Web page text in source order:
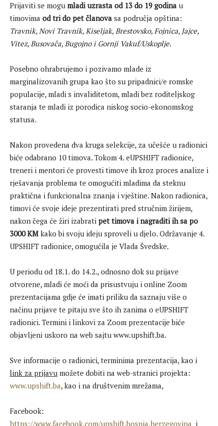
Prijaviti se mogu mladi uzrasta od 13 do 19 godina u
timovima od tri do pet članova sa područja opština:
Travnik, Novi Travnik, Kiseljak, Brestovsko, Fojnica, Jajce,
Vitez, Busovača, Bugojno i Gornji Vakuf/Uskoplje.
Posebno ohrabrujemo i pozivamo mlade iz
marginalizovanih grupa kao što su pripadnici/e romske
populacije, mladi s invaliditetom, mladi bez roditeljskog
staranja te mladi iz porodica niskog socio-ekonomskog
statusa.
Nakon provedena dva kruga selekcije, za učešće u radionici
biće odabrano 10 timova. Tokom 4. eUPSHIFT radionice,
treneri i mentori će provesti timove ih kroz proces analize i
rješavanja problema te omogućiti mladima da steknu
praktična i funkcionalna znanja i vještine. Nakon radionica,
timovi će svoje ideje prezentirati pred stručnim žirijem,
nakon čega će žiri izabrati pet timova i nagraditi ih sa po
3000 KM kako bi svoju ideju sproveli u djelo. Održavanje 4.
UPSHIFT radionice, omogućila je Vlada Švedske.
U periodu od 18.1. do 14.2., odnosno dok su prijave
otvorene, mladi će moći da prisustvuju i online Zoom
prezentacijama gdje će imati priliku da saznaju više o
načinu prijave te pitaju sve što ih zanima o eUPSHIFT
radionici. Termini i linkovi za Zoom prezentacije biće
objavljeni uskoro na web sajtu www.upshift.ba.
Sve informacije o radionici, terminima prezentacija, kao i
link za prijavu možete dobiti na web-stranici projekta:
www.upshift.ba, kao i na društvenim mrežama,
Facebook:
https://www.facebook.com/upshift.bosnia.herzegovina i